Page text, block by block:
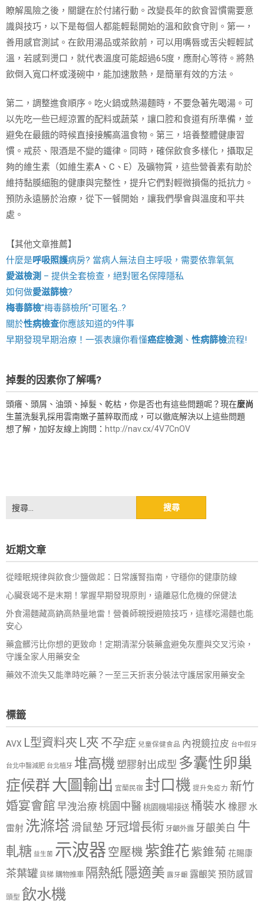
瞭解風險之後，關鍵在於付諸行動。改變長年的飲食習慣需要意
識與技巧，以下是每個人都能輕鬆開始的溫和飲食守則。第一，
善用感官測試。在飲用湯品或茶飲前，可以用嘴唇或舌尖輕輕試
溫，若感到燙口，就代表溫度可能超過65度，應耐心等待。將熱
飲倒入寬口杯或淺碗中，能加速散熱，是簡單有效的方法。
第二，調整進食順序。吃火鍋或熱湯麵時，不要急著先喝湯。可
以先吃一些已經涼置的配料或蔬菜，讓口腔和食道有所準備，並
避免在最餓的時候直接接觸高溫食物。第三，培養整體健康習
慣。戒菸、限酒是不變的鐵律。同時，確保飲食多樣化，攝取足
夠的維生素（如維生素A、C、E）及礦物質，這些營養素有助於
維持黏膜細胞的健康與完整性，提升它們對輕微損傷的抵抗力。
預防永遠勝於治療，從下一餐開始，讓我們學會與溫度和平共
處。
【其他文章推薦】
什麼是呼吸照護病房? 當病人無法自主呼吸，需要依靠氧氣
愛滋檢測 – 提供全套檢查，絕對匿名保障隱私
如何做愛滋篩檢?
梅毒篩檢"梅毒篩檢所"可匿名..?
關於性病檢查你應該知道的9件事
早期發現早期治療！一張表讓你看懂癌症檢測 、 性病篩檢流程!
掉髮的因素你了解嗎?
頭癢、頭屑、油頭、掉髮、乾枯，你是否也有這些問題呢？現在麼尚
生薑洗髮乳採用雲南嫩子薑粹取而成，可以徹底解決以上這些問題
想了解，加好友線上詢問： http://nav.cx/4V7CnOV
尋
字:
近期文章
從睡眠規律與飲食少鹽做起：日常護腎指南，守穩你的健康防線
心臟衰竭不是末期！掌握早期發現原則，遠離惡化危機的保健法
外食湯麵藏高鈉高熱量地雷！營養師親授避險技巧，這樣吃湯麵也能
安心
藥盒髒污比你想的更致命！定期清潔分裝藥盒避免灰塵與交叉污染，
守護全家人用藥安全
藥效不流失又能準時吃藥？一至三天折衷分裝法守護居家用藥安全
標籤
AVX L型資料夾 L夾 不孕症 兒童保健食品 內視鏡拉皮 台中假牙
台北中醫減肥 台北植牙 堆高機塑膠射出成型 多囊性卵巢
症候群大圖輸出 宜蘭民宿 封口機 提升免疫力 新竹
婚宴會館 早洩治療 桃園中醫 桃園機場接送 桶裝水 橡膠 水
雷射 洗滌塔 滑鼠墊 牙冠增長術 牙齦外露 牙齦美白 牛
軋糖 益生菌 示波器 空壓機 紫錐花紫錐菊 花賜康
茶葉罐 貨梯 購物推車 隔熱紙 隱適美 露牙齦 露齦笑預防感冒
頭型 飲水機